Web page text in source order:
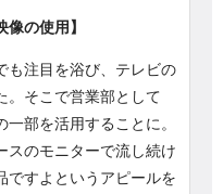
の使用】
も注目を浴び、テレビの
。そこで営業部として
部を活用することに。
スのモニターで流し続け
ですよというアピールを